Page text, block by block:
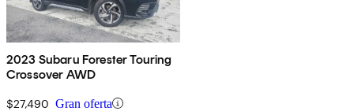
2023 Subaru Forester Touring
Crossover AWD
$27,490 Gran oferta